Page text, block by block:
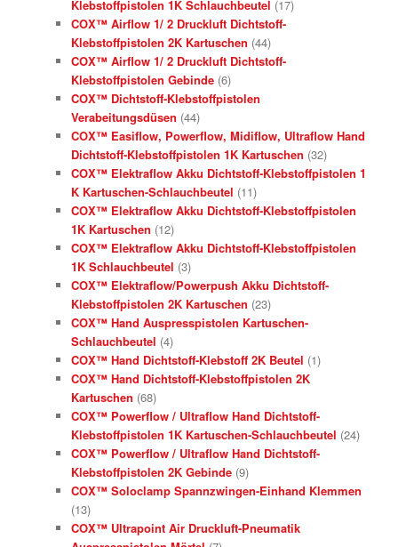
Klebstoffpistolen 1K Schlauchbeutel (17)
COX™ Airflow 1/ 2 Druckluft Dichtstoff-
Klebstoffpistolen 2K Kartuschen (44)
COX™ Airflow 1/ 2 Druckluft Dichtstoff-
Klebstoffpistolen Gebinde (6)
COX™ Dichtstoff-Klebstoffpistolen
Verabeitungsdüsen (44)
COX™ Easiflow, Powerflow, Midiflow, Ultraflow Hand
Dichtstoff-Klebstoffpistolen 1K Kartuschen (32)
COX™ Elektraflow Akku Dichtstoff-Klebstoffpistolen 1
K Kartuschen-Schlauchbeutel (11)
COX™ Elektraflow Akku Dichtstoff-Klebstoffpistolen
1K Kartuschen (12)
COX™ Elektraflow Akku Dichtstoff-Klebstoffpistolen
1K Schlauchbeutel (3)
COX™ Elektraflow/Powerpush Akku Dichtstoff-
Klebstoffpistolen 2K Kartuschen (23)
COX™ Hand Auspresspistolen Kartuschen-
Schlauchbeutel (4)
COX™ Hand Dichtstoff-Klebstoff 2K Beutel (1)
COX™ Hand Dichtstoff-Klebstoffpistolen 2K
Kartuschen (68)
COX™ Powerflow / Ultraflow Hand Dichtstoff-
Klebstoffpistolen 1K Kartuschen-Schlauchbeutel (24)
COX™ Powerflow / Ultraflow Hand Dichtstoff-
Klebstoffpistolen 2K Gebinde (9)
COX™ Soloclamp Spannzwingen-Einhand Klemmen
(13)
COX™ Ultrapoint Air Druckluft-Pneumatik